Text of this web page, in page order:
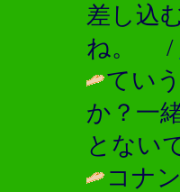
差し込
ね。 /
てい
か？一
とない
コナ